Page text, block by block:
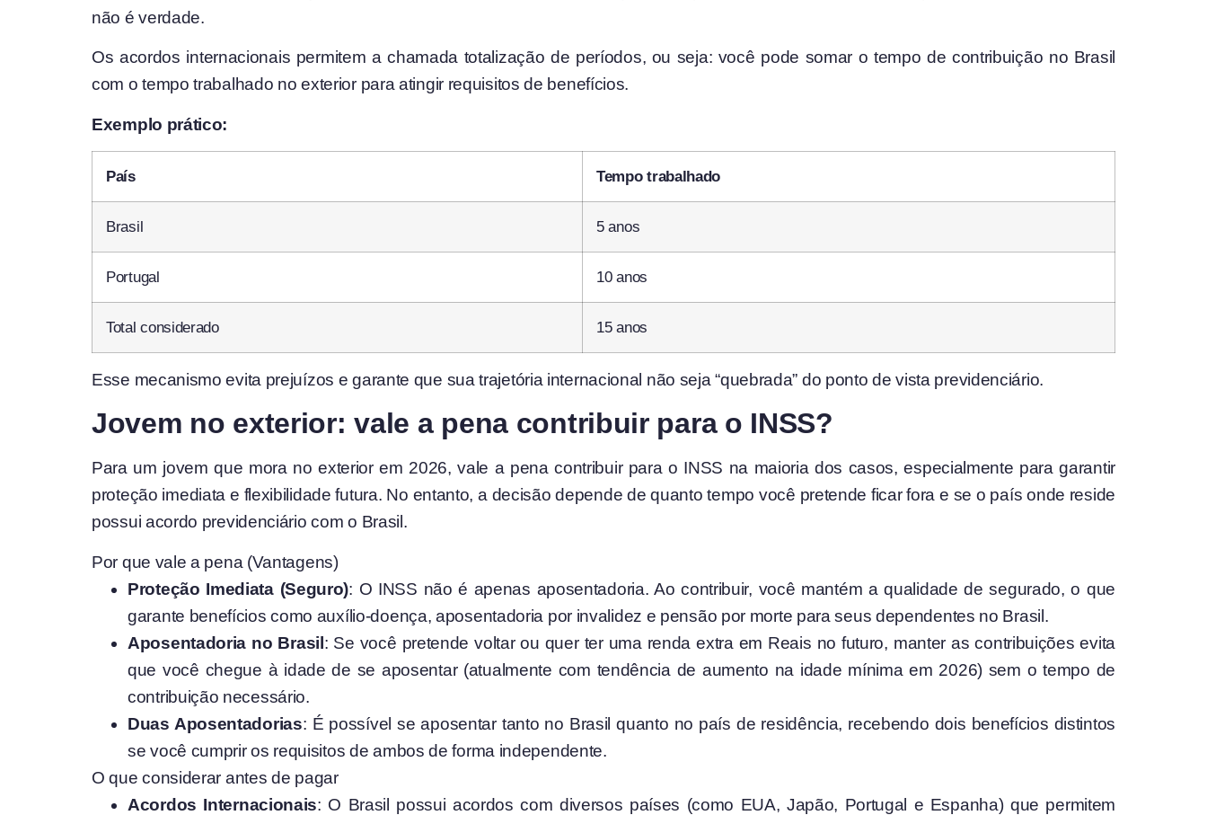
não é verdade.
Os acordos internacionais permitem a chamada totalização de períodos, ou seja: você pode somar o tempo de contribuição no Brasil
com o tempo trabalhado no exterior para atingir requisitos de benefícios.
Exemplo prático:
País Tempo trabalhado
Brasil 5 anos
Portugal 10 anos
Total considerado 15 anos
Esse mecanismo evita prejuízos e garante que sua trajetória internacional não seja “quebrada” do ponto de vista previdenciário.
Jovem no exterior: vale a pena contribuir para o INSS?
Para um jovem que mora no exterior em 2026, vale a pena contribuir para o INSS na maioria dos casos, especialmente para garantir
proteção imediata e flexibilidade futura. No entanto, a decisão depende de quanto tempo você pretende ficar fora e se o país onde reside
possui acordo previdenciário com o Brasil.
Por que vale a pena (Vantagens)
Proteção Imediata (Seguro): O INSS não é apenas aposentadoria. Ao contribuir, você mantém a qualidade de segurado, o que
garante benefícios como auxílio-doença, aposentadoria por invalidez e pensão por morte para seus dependentes no Brasil.
Aposentadoria no Brasil: Se você pretende voltar ou quer ter uma renda extra em Reais no futuro, manter as contribuições evita
que você chegue à idade de se aposentar (atualmente com tendência de aumento na idade mínima em 2026) sem o tempo de
contribuição necessário.
Duas Aposentadorias: É possível se aposentar tanto no Brasil quanto no país de residência, recebendo dois benefícios distintos
se você cumprir os requisitos de ambos de forma independente.
O que considerar antes de pagar
Acordos Internacionais: O Brasil possui acordos com diversos países (como EUA, Japão, Portugal e Espanha) que permitem